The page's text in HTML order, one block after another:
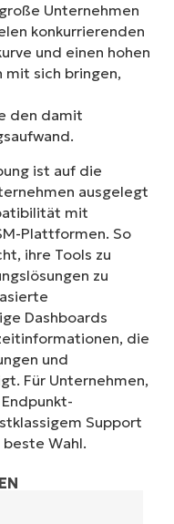
Unternehmen
konkurrierenden
und einen hohen
mit sich bringen,
den damit
ist auf die
ausgelegt
mit
Plattformen. So
ihre Tools zu
zu
Dashboards
die
und
Für Unternehmen,
Support
Wahl.